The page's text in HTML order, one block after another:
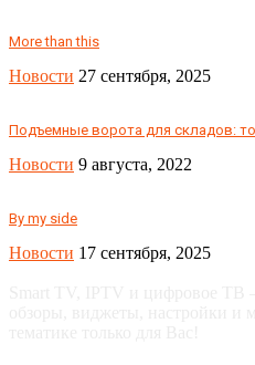
More than this
Новости 27 сентября, 2025
Подъемные ворота для складов:
Новости 9 августа, 2022
By my side
Новости 17 сентября, 2025